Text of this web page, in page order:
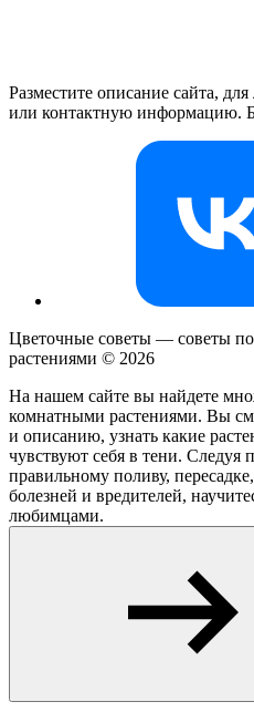
Разместите описание сайта,
или контактную информацию.
Цветочные советы — советы
растениями © 2026
На нашем сайте вы найдете
комнатными растениями. Вы
и описанию, узнать какие
чувствуют себя в тени.
правильному поливу,
болезней и вредителей,
любимцами.